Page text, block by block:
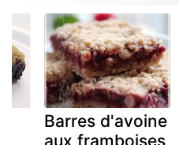
Barres d'avoine
aux framboises